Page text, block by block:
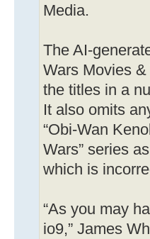
Media.
The AI-
Wars Movies
the titles in a
It also omits
“Obi-Wan
Wars” series
which is
“As you may
io9,” James